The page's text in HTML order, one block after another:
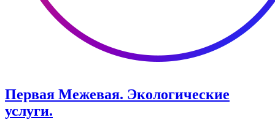
Первая Межевая. Экологические
услуги.